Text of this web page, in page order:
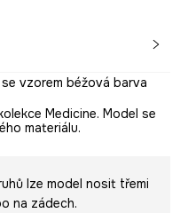
vzorem béžová barva
Medicine. Model se
materiálu.
lze model nosit třemi
na zádech.